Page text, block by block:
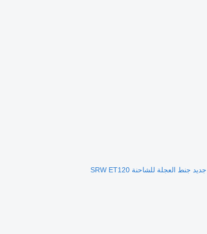
جديد جنط العجلة للشاحنة SRW ET120